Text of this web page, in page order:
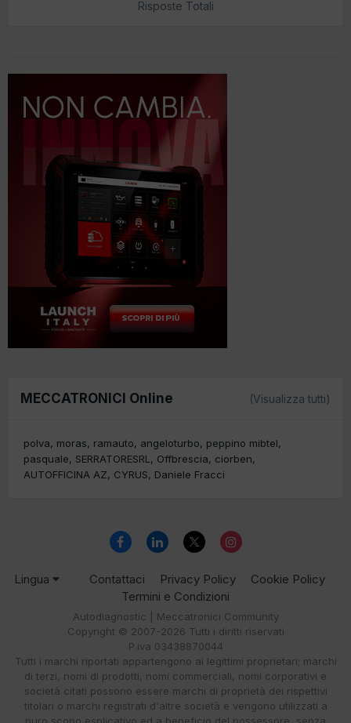
Risposte Totali
MECCATRONICI Online (Visualizza tutti)
polva moras ramauto angeloturbo
peppino mibtel
pasquale
SERRATORESRL Offbrescia
ciorben
AUTOFFICINA AZ
CYRUS Daniele Fracci
Lingua Contattaci Privacy Policy
Cookie Policy
Termini e Condizioni
Autodiagnostic | Meccatronici Community
Copyright © 2007-2026 Tutti i diritti riservati
P.iva 03438870044
Tutti i marchi riportati appartengono ai legittimi proprietari; marchi
di terzi, nomi di prodotti, nomi commerciali, nomi corporativi e
società citati possono essere marchi di proprietà dei rispettivi
titolari o marchi registrati d'altre società e vengono utilizzati a